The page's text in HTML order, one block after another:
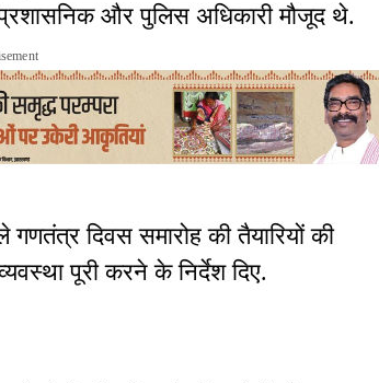
और पुलिस अधिकारी मौजूद थे.
गणतंत्र दिवस समारोह की तैयारियों की
पूरी करने के निर्देश दिए.